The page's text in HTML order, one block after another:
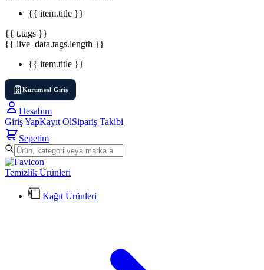
{{ item.title }}
{{ t.tags }}
{{ live_data.tags.length }}
{{ item.title }}
Kurumsal Giriş
Hesabım
Giriş YapKayıt OlSipariş Takibi
Sepetim
Temizlik Ürünleri
Kağıt Ürünleri